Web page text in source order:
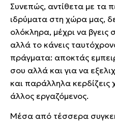
Συνεπώς, αντίθετα με τα
ιδρύματα στη χώρα μας,
ολόκληρα, μέχρι να βγεις
αλλά το κάνεις
πράγματα: αποκτάς
σου αλλά και για να
και παράλληλα
άλλος εργαζόμενος.
Μέσα από τέσσερα